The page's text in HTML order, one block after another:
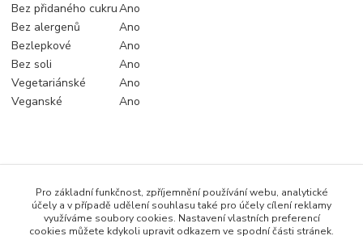
Bez přidaného cukruAno
Bez alergenů
Ano
Bezlepkové
Ano
Bez soli
Ano
Vegetariánské
Ano
Veganské
Ano
Koření a dochucovadla
Bezlepkové potraviny
Pro základní funkčnost, zpříjemnění používání webu, analytické
účely a v případě udělení souhlasu také pro účely cílení reklamy
využíváme soubory cookies. Nastavení vlastních preferencí
cookies můžete kdykoli upravit odkazem ve spodní části stránek.